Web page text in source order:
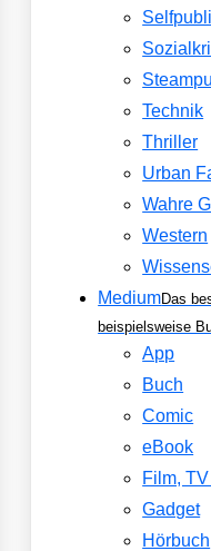
Technik
Thriller
Urban
Wahre
Western
MediumDas
beispielsweise
App
Buch
Comic
eBook
Film,
Gadget
Hörbuch